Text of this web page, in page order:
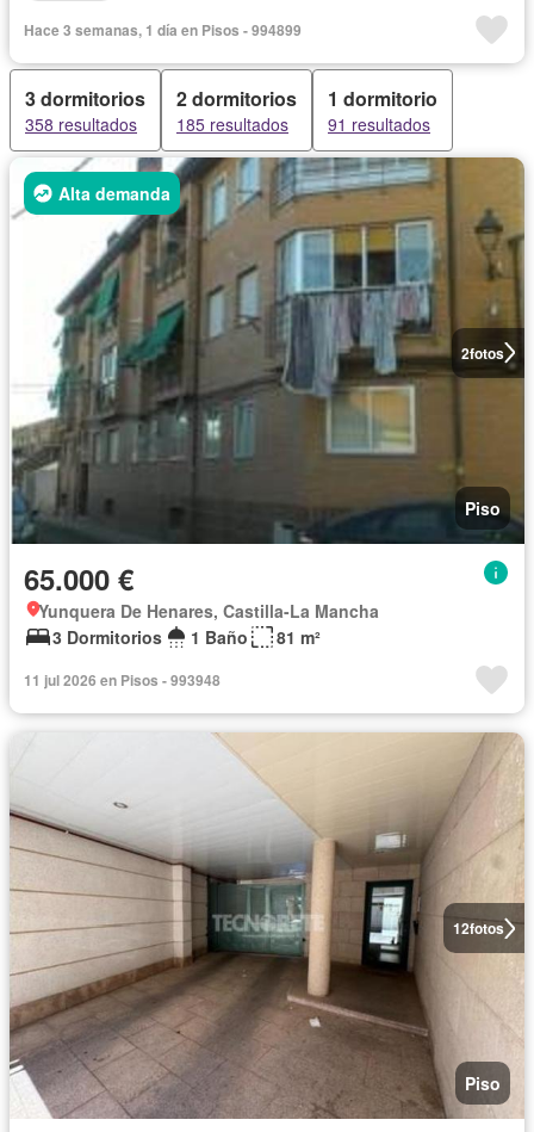
Hace 3 semanas, 1 día en Pisos - 994899
3 dormitorios
358 resultados
2 dormitorios
185 resultados
1 dormitorio
91 resultados
2fotos
Alta demanda
Piso
65.000 €
Yunquera De Henares, Castilla-La Mancha
3 Dormitorios
1 Baño 81 m²
11 jul 2026 en Pisos - 993948
12fotos
Piso